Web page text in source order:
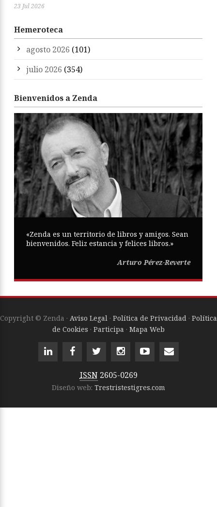
23 Jul 2026
Hemeroteca
agosto 2026 (101)
julio 2026 (354)
Bienvenidos a Zenda
«Zenda es un territorio de libros y amigos. Sean
bienvenidos. Feliz estancia y felices libros.»
Arturo Pérez-Reverte
Copyright © Zenda · Aviso Legal · Política de Privacidad · Política
de Cookies · Participa · Mapa Web
ISSN 2605-0269
Diseño web: Trestristestigres.com